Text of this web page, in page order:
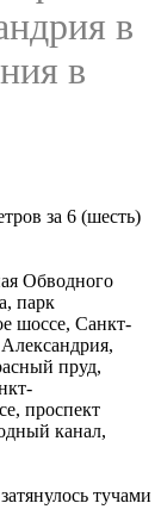
в
в
за 6 (шесть)
Обводного
парк
шоссе, Санкт-
пруд,
проспект
канал,
тучами